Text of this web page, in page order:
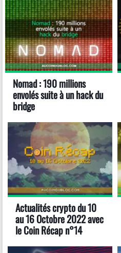
Nomad : 190 millions
envolés suite à un hack du
bridge
Actualités crypto du 10
au 16 Octobre 2022 avec
le Coin Récap n°14